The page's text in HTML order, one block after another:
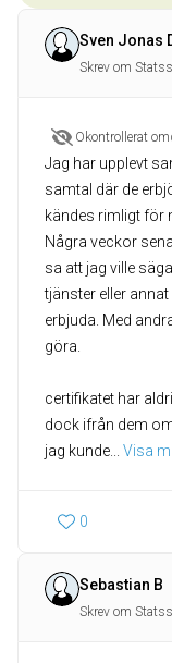
Sven Jonas
Skrev om
Okontrollerat
Jag har upplevt
samtal där de
kändes rimligt för
Några veckor
sa att jag ville
tjänster eller
erbjuda. Med
göra.
certifikatet har
dock ifrån dem
jag kunde
Visa
0
Sebastian B
Skrev om